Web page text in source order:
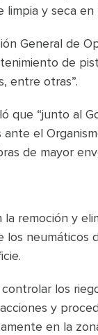
limpia y seca
General de
de
entre otras”.
que “junto al
el
de mayor
remoción y
neumáticos
los
y
en la